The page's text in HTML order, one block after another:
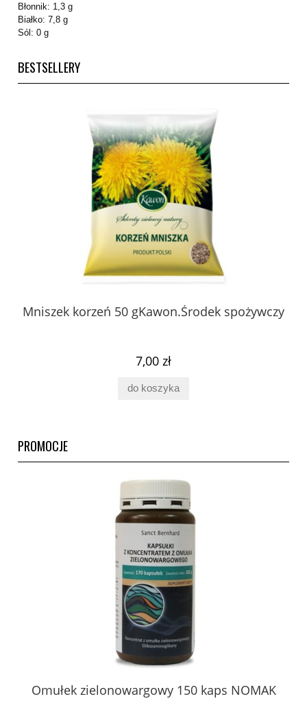
Błonnik: 1,3 g
Białko: 7,8 g
Sól: 0 g
BESTSELLERY
Mniszek korzeń 50 gKawon.Środek spożywczy
7,00 zł
do koszyka
PROMOCJE
Omułek zielonowargowy 150 kaps NOMAK